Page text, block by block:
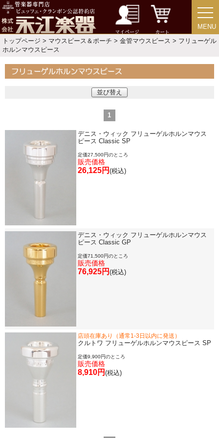
マイページ カート
MENU
MENU
トップページ > マウスピース＆ポーチ > 金管マウスピース > フリューゲル
ホルンマウスピース
並び替え
1
デニス・ウィック フリューゲルホルンマウス
ピース Classic SP
定価27,500円のところ
販売価格
26,125円 (税込)
デニス・ウィック フリューゲルホルンマウス
ピース Classic GP
定価71,500円のところ
販売価格
76,925円 (税込)
店頭在庫あり（通常1-3日以内に発送）
クルトワ フリューゲルホルンマウスピース SP
定価9,900円のところ
販売価格
8,910円 (税込)
ミュート
楽器ケース＆ケースカバー
楽器スタンド
チューナー・メトロノーム
譜面台・指揮棒
書籍・CD
音楽教本
中古・アウトレット
アウトレット